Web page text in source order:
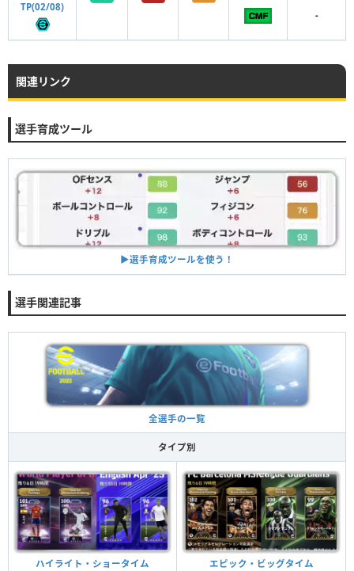
TP(02/08)
-
関連リンク
選手育成ツール
▶︎選手育成ツールを使う！
選手関連記事
全選手の一覧
タイプ別
ハイライト・ショータイム エピック・ビッグタイム